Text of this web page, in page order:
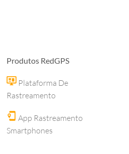
Produtos RedGPS
Plataforma De
Rastreamento
App Rastreamento
Smartphones